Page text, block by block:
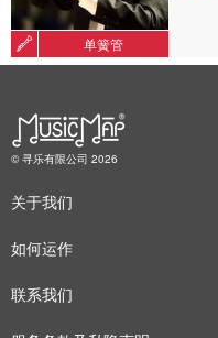
单簧管
© 寻乐有限公司 2026
关于我们
如何运作
联系我们